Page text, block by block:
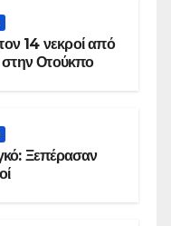
14 νεκροί από
Οτούκπο
Ξεπέρασαν